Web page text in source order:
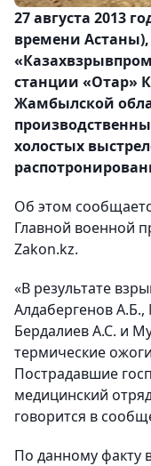
27 августа 2013
времени
станции «Отар»
Жамбылской
холостых
Об этом
Главной военной
Zakon.kz.
«В результате
Алдабергенов
Бердалиев А.С. и
термические
Пострадавшие
медицинский
говорится в
По данному факту